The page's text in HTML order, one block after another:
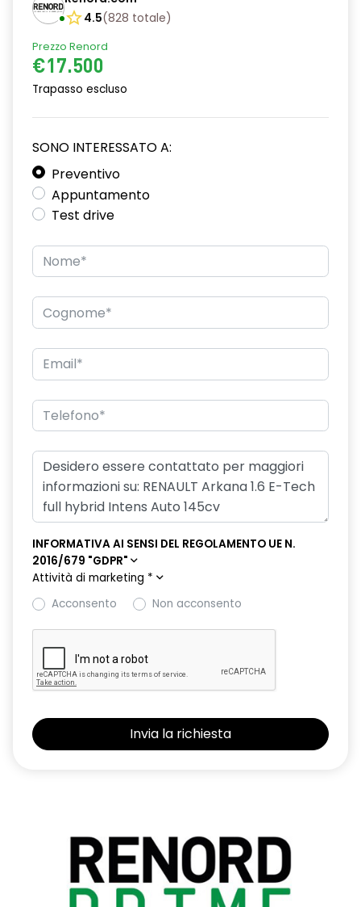
4.5(828 totale)
Prezzo Renord
€17.500
Trapasso escluso
SONO INTERESSATO A:
Preventivo
Appuntamento
Test drive
INFORMATIVA AI SENSI DEL REGOLAMENTO UE N.
2016/679 "GDPR"
Attività di marketing *
Acconsento
Non acconsento